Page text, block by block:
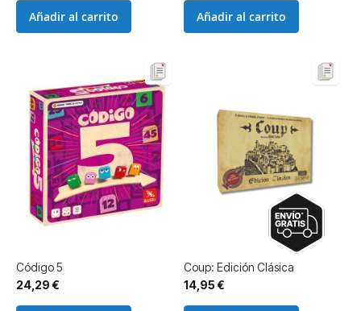
Añadir al carrito Añadir al carrito
Código 5
24,29 €
Coup: Edición Clásica
14,95 €